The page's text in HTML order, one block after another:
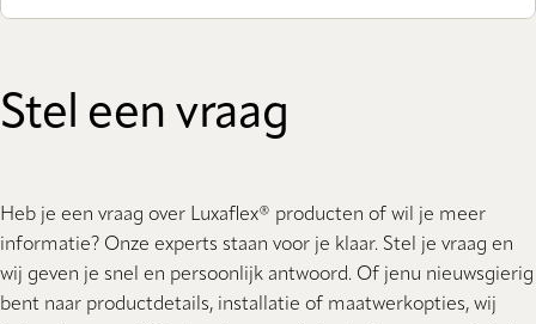
Stel een vraag
Heb je een vraag over Luxaflex® producten of wil je meer
informatie? Onze experts staan ​​voor je klaar. Stel je vraag en
wij geven je snel en persoonlijk antwoord. Of jenu nieuwsgierig
bent naar productdetails, installatie of maatwerkopties, wij